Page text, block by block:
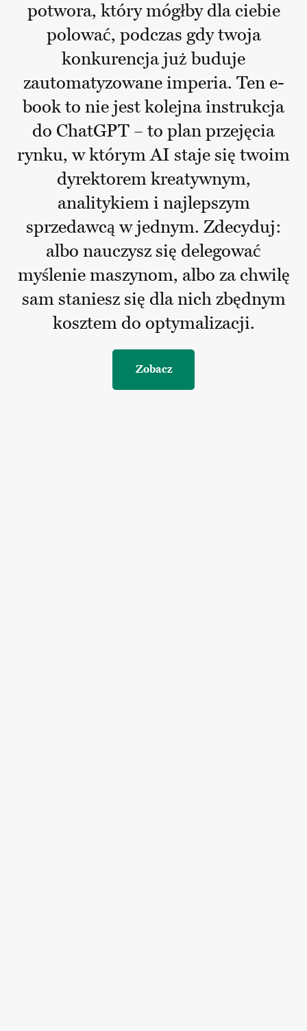
potwora, który mógłby dla ciebie
polować, podczas gdy twoja
konkurencja już buduje
zautomatyzowane imperia. Ten e-
book to nie jest kolejna instrukcja
do ChatGPT – to plan przejęcia
rynku, w którym AI staje się twoim
dyrektorem kreatywnym,
analitykiem i najlepszym
sprzedawcą w jednym. Zdecyduj:
albo nauczysz się delegować
myślenie maszynom, albo za chwilę
sam staniesz się dla nich zbędnym
kosztem do optymalizacji.
Zobacz